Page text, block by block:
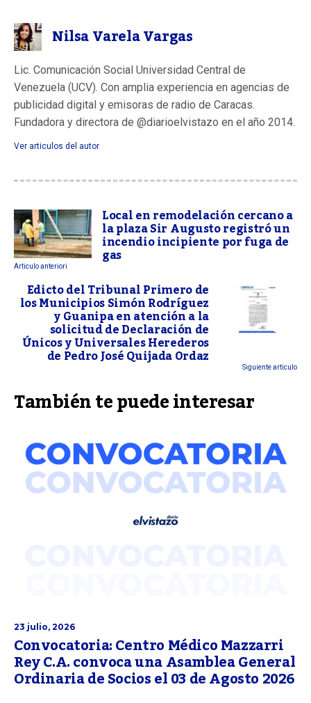
Nilsa Varela Vargas
Lic. Comunicación Social Universidad Central de
Venezuela (UCV). Con amplia experiencia en agencias de
publicidad digital y emisoras de radio de Caracas.
Fundadora y directora de @diarioelvistazo en el año 2014.
Ver articulos del autor
Local en remodelación cercano a
la plaza Sir Augusto registró un
incendio incipiente por fuga de
gas
Articulo anteriori
Edicto del Tribunal Primero de
los Municipios Simón Rodríguez
y Guanipa en atención a la
solicitud de Declaración de
Únicos y Universales Herederos
de Pedro José Quijada Ordaz Siguiente articulo
También te puede interesar
23 julio, 2026
Convocatoria: Centro Médico Mazzarri
Rey C.A. convoca una Asamblea General
Ordinaria de Socios el 03 de Agosto 2026